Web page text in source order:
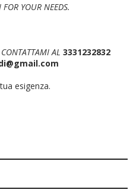
YOUR NEEDS.
AL 3331232832
esigenza.